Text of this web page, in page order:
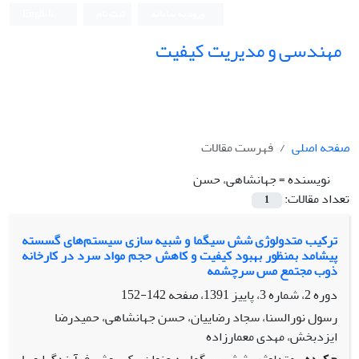
مهندسی و مدیریت کیفیت
صفحه اصلی
فهرست مقالات
نویسنده =جهانشاهی، حسن
تعداد مقالات:
1
ترکیب متدولوژی شش سیگما و شبیه سازی سیستم‌های گسسته
پیشامد بمنظور بهبود کیفیت و کاهش حجم مواد سرد در کارخانه
ذوب مجتمع مس سرچشمه
دوره 2، شماره 3، پاییز 1391، صفحه
142-152
رسول نورالسنا، سجاد رضاییان، حسن جهانشاهی، حمیدرضا
ایزدبخش، مهدی معمارزاده